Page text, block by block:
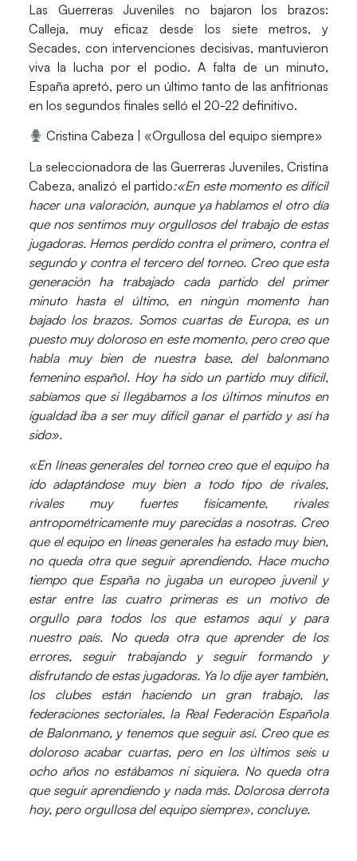
Las Guerreras Juveniles no bajaron los brazos:
Calleja, muy eficaz desde los siete metros, y
Secades, con intervenciones decisivas, mantuvieron
viva la lucha por el podio. A falta de un minuto,
España apretó, pero un último tanto de las anfitrionas
en los segundos finales selló el 20-22 definitivo.
Cristina Cabeza | «Orgullosa del equipo siempre»
La seleccionadora de las Guerreras Juveniles, Cristina
Cabeza, analizó el partido:«En este momento es difícil
hacer una valoración, aunque ya hablamos el otro día
que nos sentimos muy orgullosos del trabajo de estas
jugadoras. Hemos perdido contra el primero, contra el
segundo y contra el tercero del torneo. Creo que esta
generación ha trabajado cada partido del primer
minuto hasta el último, en ningún momento han
bajado los brazos. Somos cuartas de Europa, es un
puesto muy doloroso en este momento, pero creo que
habla muy bien de nuestra base, del balonmano
femenino español. Hoy ha sido un partido muy difícil,
sabíamos que si llegábamos a los últimos minutos en
igualdad iba a ser muy difícil ganar el partido y así ha
sido».
«En líneas generales del torneo creo que el equipo ha
ido adaptándose muy bien a todo tipo de rivales,
rivales muy fuertes físicamente, rivales
antropométricamente muy parecidas a nosotras. Creo
que el equipo en líneas generales ha estado muy bien,
no queda otra que seguir aprendiendo. Hace mucho
tiempo que España no jugaba un europeo juvenil y
estar entre las cuatro primeras es un motivo de
orgullo para todos los que estamos aquí y para
nuestro país. No queda otra que aprender de los
errores, seguir trabajando y seguir formando y
disfrutando de estas jugadoras. Ya lo dije ayer también,
los clubes están haciendo un gran trabajo, las
federaciones sectoriales, la Real Federación Española
de Balonmano, y tenemos que seguir así. Creo que es
doloroso acabar cuartas, pero en los últimos seis u
ocho años no estábamos ni siquiera. No queda otra
que seguir aprendiendo y nada más. Dolorosa derrota
hoy, pero orgullosa del equipo siempre», concluye.